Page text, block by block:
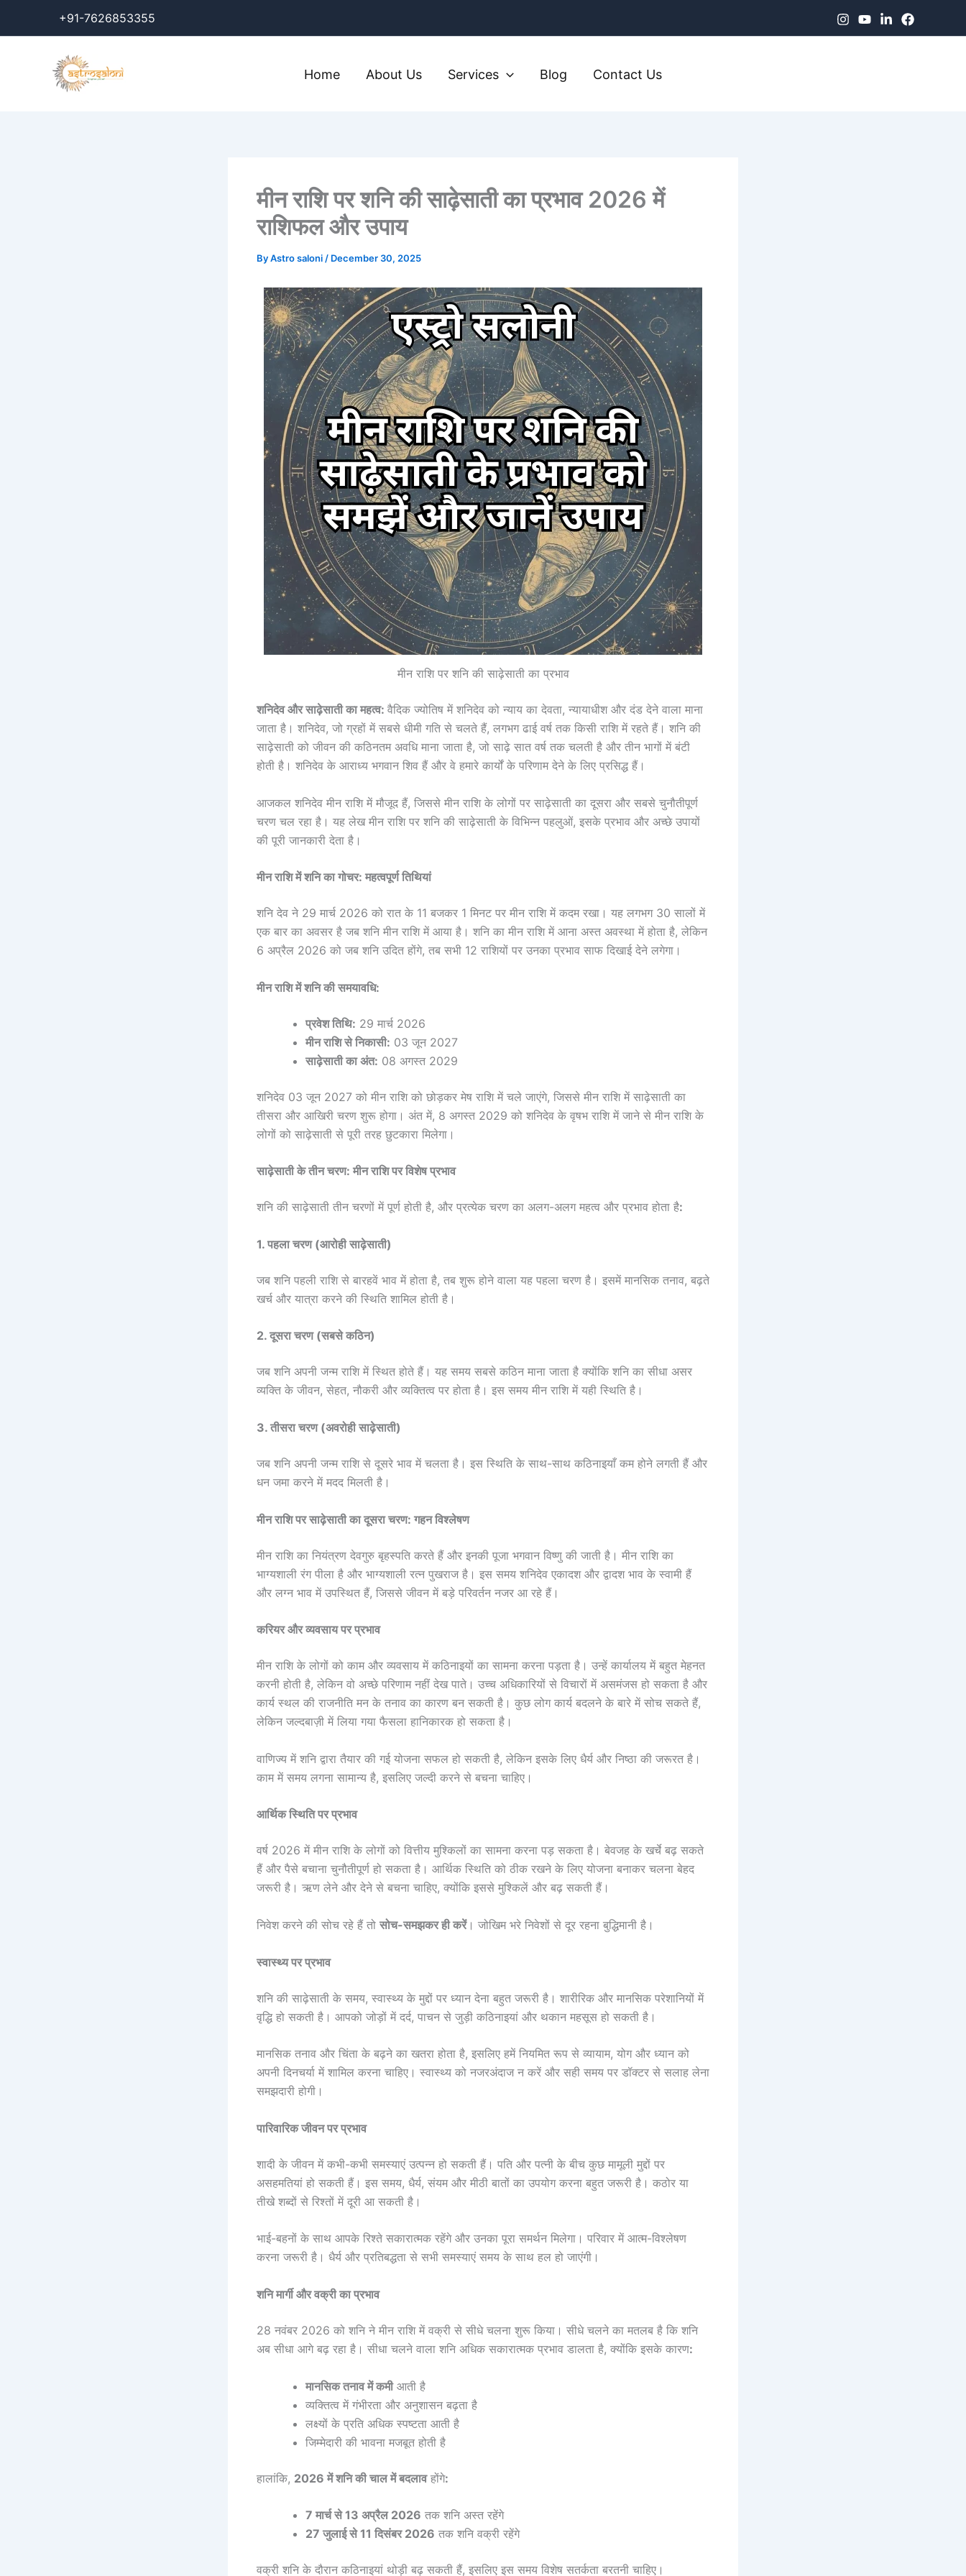
+91-7626853355
Home About Us Services Blog Contact Us
मीन राशि पर शनि की साढ़ेसाती का प्रभाव 2026 में
राशिफल और उपाय
ByAstro saloni / December 30, 2025
मीन राशि पर शनि की साढ़ेसाती का प्रभाव
शनिदेव और साढ़ेसाती का महत्व: वैदिक ज्योतिष में शनिदेव को न्याय का देवता, न्यायाधीश और दंड देने वाला माना
जाता है। शनिदेव, जो ग्रहों में सबसे धीमी गति से चलते हैं, लगभग ढाई वर्ष तक किसी राशि में रहते हैं। शनि की
साढ़ेसाती को जीवन की कठिनतम अवधि माना जाता है, जो साढ़े सात वर्ष तक चलती है और तीन भागों में बंटी
होती है। शनिदेव के आराध्य भगवान शिव हैं और वे हमारे कार्यों के परिणाम देने के लिए प्रसिद्ध हैं।
आजकल शनिदेव मीन राशि में मौजूद हैं, जिससे मीन राशि के लोगों पर साढ़ेसाती का दूसरा और सबसे चुनौतीपूर्ण
चरण चल रहा है। यह लेख मीन राशि पर शनि की साढ़ेसाती के विभिन्न पहलुओं, इसके प्रभाव और अच्छे उपायों
की पूरी जानकारी देता है।
मीन राशि में शनि का गोचर: महत्वपूर्ण तिथियां
शनि देव ने 29 मार्च 2026 को रात के 11 बजकर 1 मिनट पर मीन राशि में कदम रखा। यह लगभग 30 सालों में
एक बार का अवसर है जब शनि मीन राशि में आया है। शनि का मीन राशि में आना अस्त अवस्था में होता है, लेकिन
6 अप्रैल 2026 को जब शनि उदित होंगे, तब सभी 12 राशियों पर उनका प्रभाव साफ दिखाई देने लगेगा।
मीन राशि में शनि की समयावधि:
प्रवेश तिथि: 29 मार्च 2026
मीन राशि से निकासी: 03 जून 2027
साढ़ेसाती का अंत: 08 अगस्त 2029
शनिदेव 03 जून 2027 को मीन राशि को छोड़कर मेष राशि में चले जाएंगे, जिससे मीन राशि में साढ़ेसाती का
तीसरा और आखिरी चरण शुरू होगा। अंत में, 8 अगस्त 2029 को शनिदेव के वृषभ राशि में जाने से मीन राशि के
लोगों को साढ़ेसाती से पूरी तरह छुटकारा मिलेगा।
साढ़ेसाती के तीन चरण: मीन राशि पर विशेष प्रभाव
शनि की साढ़ेसाती तीन चरणों में पूर्ण होती है, और प्रत्येक चरण का अलग-अलग महत्व और प्रभाव होता है:
1. पहला चरण (आरोही साढ़ेसाती)
जब शनि पहली राशि से बारहवें भाव में होता है, तब शुरू होने वाला यह पहला चरण है। इसमें मानसिक तनाव, बढ़ते
खर्च और यात्रा करने की स्थिति शामिल होती है।
2. दूसरा चरण (सबसे कठिन)
जब शनि अपनी जन्म राशि में स्थित होते हैं। यह समय सबसे कठिन माना जाता है क्योंकि शनि का सीधा असर
व्यक्ति के जीवन, सेहत, नौकरी और व्यक्तित्व पर होता है। इस समय मीन राशि में यही स्थिति है।
3. तीसरा चरण (अवरोही साढ़ेसाती)
जब शनि अपनी जन्म राशि से दूसरे भाव में चलता है। इस स्थिति के साथ-साथ कठिनाइयाँ कम होने लगती हैं और
धन जमा करने में मदद मिलती है।
मीन राशि पर साढ़ेसाती का दूसरा चरण: गहन विश्लेषण
मीन राशि का नियंत्रण देवगुरु बृहस्पति करते हैं और इनकी पूजा भगवान विष्णु की जाती है। मीन राशि का
भाग्यशाली रंग पीला है और भाग्यशाली रत्न पुखराज है। इस समय शनिदेव एकादश और द्वादश भाव के स्वामी हैं
और लग्न भाव में उपस्थित हैं, जिससे जीवन में बड़े परिवर्तन नजर आ रहे हैं।
करियर और व्यवसाय पर प्रभाव
मीन राशि के लोगों को काम और व्यवसाय में कठिनाइयों का सामना करना पड़ता है। उन्हें कार्यालय में बहुत मेहनत
करनी होती है, लेकिन वो अच्छे परिणाम नहीं देख पाते। उच्च अधिकारियों से विचारों में असमंजस हो सकता है और
कार्य स्थल की राजनीति मन के तनाव का कारण बन सकती है। कुछ लोग कार्य बदलने के बारे में सोच सकते हैं,
लेकिन जल्दबाज़ी में लिया गया फैसला हानिकारक हो सकता है।
वाणिज्य में शनि द्वारा तैयार की गई योजना सफल हो सकती है, लेकिन इसके लिए धैर्य और निष्ठा की जरूरत है।
काम में समय लगना सामान्य है, इसलिए जल्दी करने से बचना चाहिए।
आर्थिक स्थिति पर प्रभाव
वर्ष 2026 में मीन राशि के लोगों को वित्तीय मुश्किलों का सामना करना पड़ सकता है। बेवजह के खर्चे बढ़ सकते
हैं और पैसे बचाना चुनौतीपूर्ण हो सकता है। आर्थिक स्थिति को ठीक रखने के लिए योजना बनाकर चलना बेहद
जरूरी है। ऋण लेने और देने से बचना चाहिए, क्योंकि इससे मुश्किलें और बढ़ सकती हैं।
निवेश करने की सोच रहे हैं तो सोच-समझकर ही करें। जोखिम भरे निवेशों से दूर रहना बुद्धिमानी है।
स्वास्थ्य पर प्रभाव
शनि की साढ़ेसाती के समय, स्वास्थ्य के मुद्दों पर ध्यान देना बहुत जरूरी है। शारीरिक और मानसिक परेशानियों में
वृद्धि हो सकती है। आपको जोड़ों में दर्द, पाचन से जुड़ी कठिनाइयां और थकान महसूस हो सकती है।
मानसिक तनाव और चिंता के बढ़ने का खतरा होता है, इसलिए हमें नियमित रूप से व्यायाम, योग और ध्यान को
अपनी दिनचर्या में शामिल करना चाहिए। स्वास्थ्य को नजरअंदाज न करें और सही समय पर डॉक्टर से सलाह लेना
समझदारी होगी।
पारिवारिक जीवन पर प्रभाव
शादी के जीवन में कभी-कभी समस्याएं उत्पन्न हो सकती हैं। पति और पत्नी के बीच कुछ मामूली मुद्दों पर
असहमतियां हो सकती हैं। इस समय, धैर्य, संयम और मीठी बातों का उपयोग करना बहुत जरूरी है। कठोर या
तीखे शब्दों से रिश्तों में दूरी आ सकती है।
भाई-बहनों के साथ आपके रिश्ते सकारात्मक रहेंगे और उनका पूरा समर्थन मिलेगा। परिवार में आत्म-विश्लेषण
करना जरूरी है। धैर्य और प्रतिबद्धता से सभी समस्याएं समय के साथ हल हो जाएंगी।
शनि मार्गी और वक्री का प्रभाव
28 नवंबर 2026 को शनि ने मीन राशि में वक्री से सीधे चलना शुरू किया। सीधे चलने का मतलब है कि शनि
अब सीधा आगे बढ़ रहा है। सीधा चलने वाला शनि अधिक सकारात्मक प्रभाव डालता है, क्योंकि इसके कारण:
मानसिक तनाव में कमीआती है
व्यक्तित्व में गंभीरता और अनुशासन बढ़ता है
लक्ष्यों के प्रति अधिक स्पष्टता आती है
जिम्मेदारी की भावना मजबूत होती है
हालांकि, 2026 में शनि की चाल में बदलावहोंगे:
7 मार्च से 13 अप्रैल 2026 तक शनि अस्त रहेंगे
27 जुलाई से 11 दिसंबर 2026 तक शनि वक्री रहेंगे
वक्री शनि के दौरान कठिनाइयां थोड़ी बढ़ सकती हैं, इसलिए इस समय विशेष सतर्कता बरतनी चाहिए।